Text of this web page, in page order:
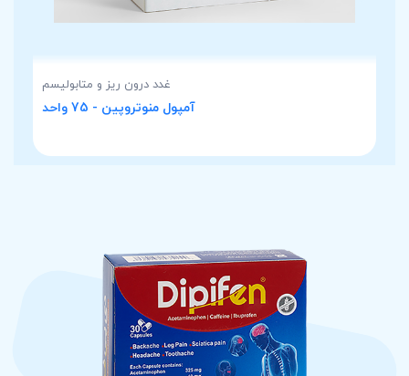
غدد درون ریز و متابولیسم
آمپول منوتروپین - 75 واحد